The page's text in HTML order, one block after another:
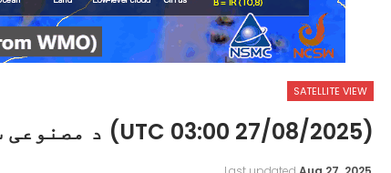
SATELLITE VIEW
(27/08/2025 03:00 UTC) د مصنوعی سپوږمکی راپور